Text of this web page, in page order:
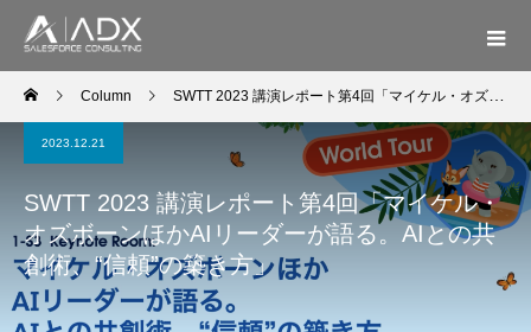
Column SWTT 2023 講演レポート第4回「マイケル・オズボーンほかAIリーダーが語る。AIとの共創術、“信頼”の築き方」
2023.12.21
SWTT 2023 講演レポート第4回「マイケル・
オズボーンほかAIリーダーが語る。AIとの共
創術、“信頼”の築き方」